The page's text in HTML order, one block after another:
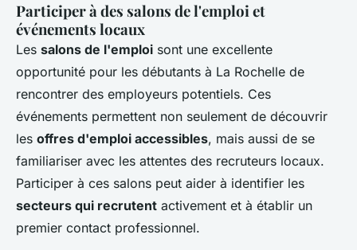
Participer à des salons de l'emploi et
événements locaux
Les salons de l'emploi sont une excellente
opportunité pour les débutants à La Rochelle de
rencontrer des employeurs potentiels. Ces
événements permettent non seulement de découvrir
les offres d'emploi accessibles, mais aussi de se
familiariser avec les attentes des recruteurs locaux.
Participer à ces salons peut aider à identifier les
secteurs qui recrutent activement et à établir un
premier contact professionnel.